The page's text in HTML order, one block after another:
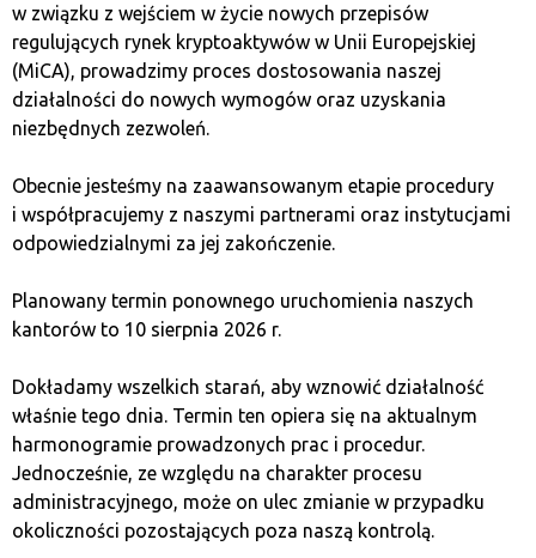
Połączenie ograniczonej podaży z rosnącym uznaniem
i akceptacją sugeruje, że wartość kryptowalut może
wzrastać długofalowo. Perspektywa tej wartości
motywuje inwestorów i użytkowników, aby zamiast
szybko przeliczać je na waluty fiducjarne, traktować
zmniejszać presję na ich sprzedaż i wspierać wzrost
wartości.
Ochrona przed inflacją
Kryptowaluty są często uważane za ochronę
przed inflacją walut fiducjarnych, głównie z powodu ich
ograniczonej podaży i niezależności od polityki
monetarnej banków centralnych. W obliczu rosnącej
inflacji, która eroduje siłę nabywczą tradycyjnych walut,
kryptowaluty mogą stanowić alternatywne środki
przechowywania wartości, odporne na deprecjację
w związku z wejściem w życie nowych przepisów
regulujących rynek kryptoaktywów w Unii Europejskiej
(MiCA), prowadzimy proces dostosowania naszej
działalności do nowych wymogów oraz uzyskania
niezbędnych zezwoleń.
Obecnie jesteśmy na zaawansowanym etapie procedury
i współpracujemy z naszymi partnerami oraz instytucjami
odpowiedzialnymi za jej zakończenie.
Planowany termin ponownego uruchomienia naszych
kantorów to 10 sierpnia 2026 r.
Dokładamy wszelkich starań, aby wznowić działalność
właśnie tego dnia. Termin ten opiera się na aktualnym
harmonogramie prowadzonych prac i procedur.
Jednocześnie, ze względu na charakter procesu
administracyjnego, może on ulec zmianie w przypadku
okoliczności pozostających poza naszą kontrolą.